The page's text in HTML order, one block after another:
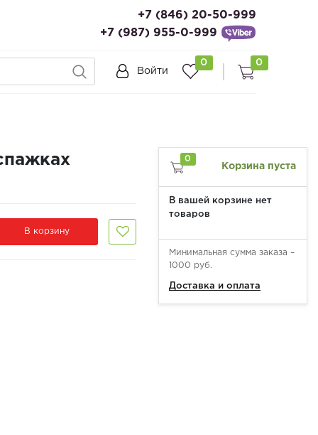
+7 (846) 20-50-999
+7 (987) 955-0-999
Войти
0 0
В корзину
0
Корзина пуста
В вашей корзине нет
товаров
Минимальная сумма заказа –
1000 руб.
Доставка и оплата